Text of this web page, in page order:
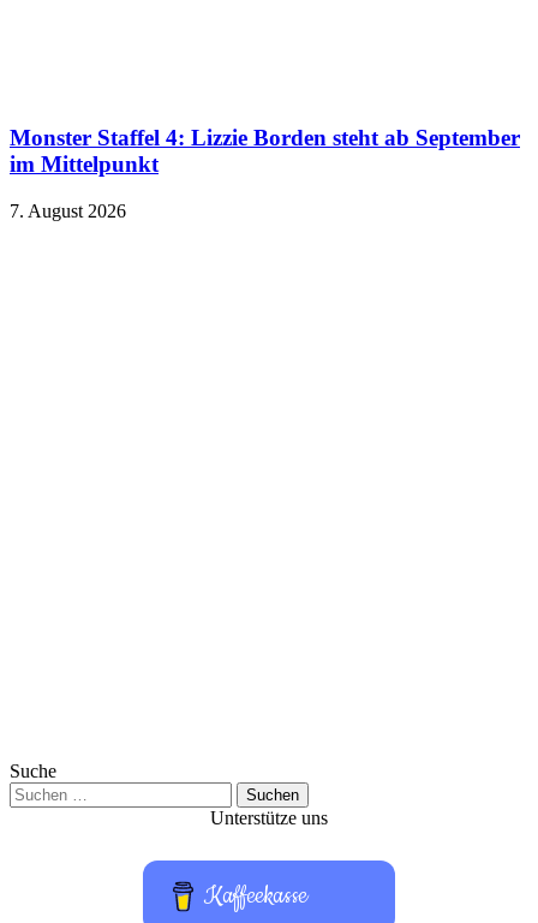
Monster Staffel 4: Lizzie Borden steht ab September
im Mittelpunkt
7. August 2026
Suche
Suchen
nach:
Unterstütze uns
Kaffeekasse